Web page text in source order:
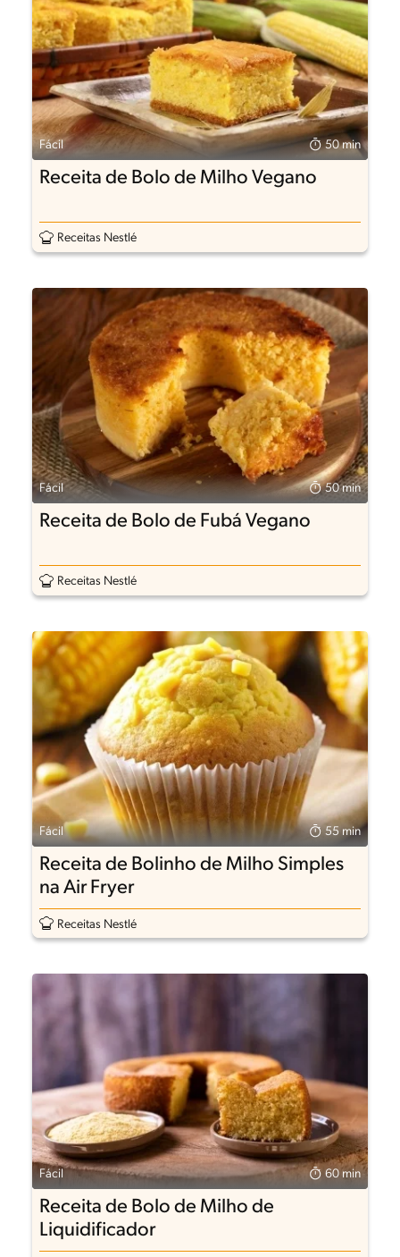
Fácil 50 min
Receita de Bolo de Milho Vegano
Receitas Nestlé
Fácil 50 min
Receita de Bolo de Fubá Vegano
Receitas Nestlé
Fácil 55 min
Receita de Bolinho de Milho Simples
na Air Fryer
Receitas Nestlé
Fácil 60 min
Receita de Bolo de Milho de
Liquidificador